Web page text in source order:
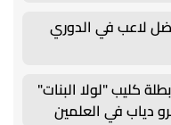
لاعب في الدوري
كليب "لولا البنات"
دياب في العلمين